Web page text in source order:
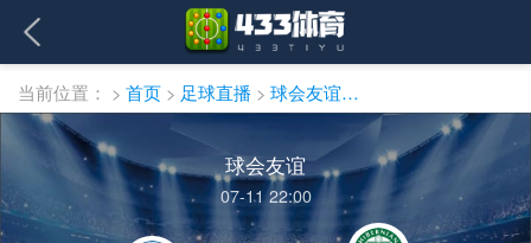
当前位置： > 首页 > 足球直播 > 球会友谊直播
球会友谊
07-11 22:00